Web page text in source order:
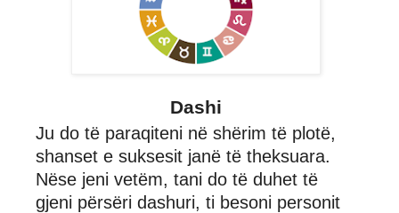
Dashi
Ju do të paraqiteni në shërim të plotë,
shanset e suksesit janë të theksuara.
Nëse jeni vetëm, tani do të duhet të
gjeni përsëri dashuri, ti besoni personit